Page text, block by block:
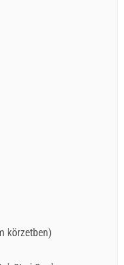
körzetben)